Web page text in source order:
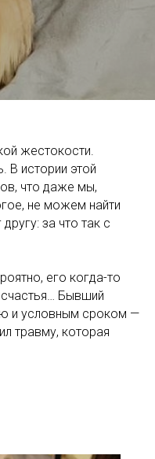
жестокости.
В истории этой
что даже мы,
не можем найти
за что так с
его когда-то
Бывший
и условным сроком —
травму, которая